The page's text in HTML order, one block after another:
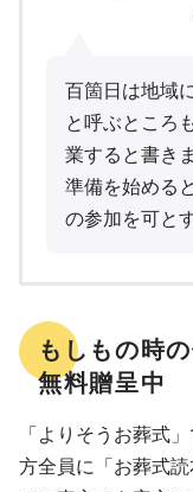
百箇日は地域
と呼ぶところ
業すると書き
準備を始める
の参加を可と
もしもの時
無料贈呈中
「よりそうお葬式
方全員に「お葬式